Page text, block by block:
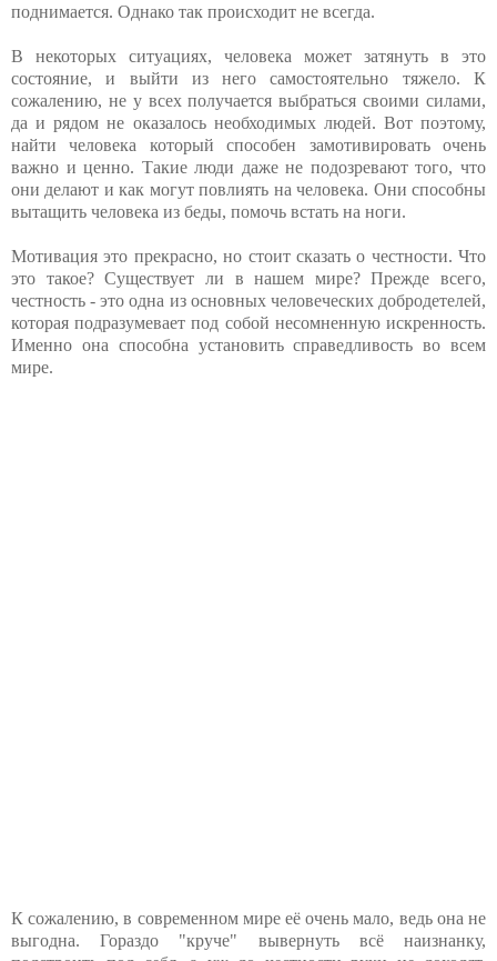
поднимается. Однако так происходит не всегда.
В некоторых ситуациях, человека может затянуть в это
состояние, и выйти из него самостоятельно тяжело. К
сожалению, не у всех получается выбраться своими силами,
да и рядом не оказалось необходимых людей. Вот поэтому,
найти человека который способен замотивировать очень
важно и ценно. Такие люди даже не подозревают того, что
они делают и как могут повлиять на человека. Они способны
вытащить человека из беды, помочь встать на ноги.
Мотивация это прекрасно, но стоит сказать о честности. Что
это такое? Существует ли в нашем мире? Прежде всего,
честность - это одна из основных человеческих добродетелей,
которая подразумевает под собой несомненную искренность.
Именно она способна установить справедливость во всем
мире.
К сожалению, в современном мире её очень мало, ведь она не
выгодна. Гораздо "круче" вывернуть всё наизнанку,